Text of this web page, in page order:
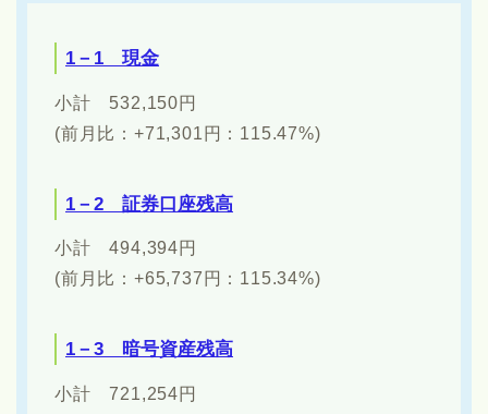
1－1 現金
小計 532,150円
(前月比：+71,301円：115.47%)
1－2 証券口座残高
小計 494,394円
(前月比：+65,737円：115.34%)
1－3 暗号資産残高
小計 721,254円